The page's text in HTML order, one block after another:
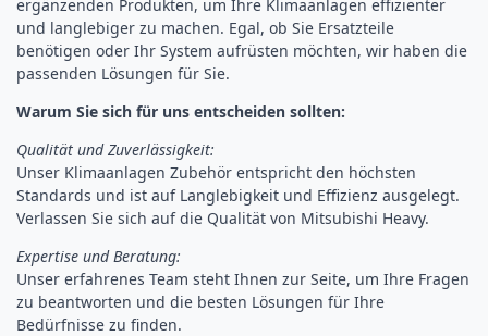
ergänzenden Produkten, um Ihre Klimaanlagen effizienter
und langlebiger zu machen. Egal, ob Sie Ersatzteile
benötigen oder Ihr System aufrüsten möchten, wir haben die
passenden Lösungen für Sie.
Warum Sie sich für uns entscheiden sollten:
Qualität und Zuverlässigkeit:
Unser Klimaanlagen Zubehör entspricht den höchsten
Standards und ist auf Langlebigkeit und Effizienz ausgelegt.
Verlassen Sie sich auf die Qualität von Mitsubishi Heavy.
Expertise und Beratung:
Unser erfahrenes Team steht Ihnen zur Seite, um Ihre Fragen
zu beantworten und die besten Lösungen für Ihre
Bedürfnisse zu finden.